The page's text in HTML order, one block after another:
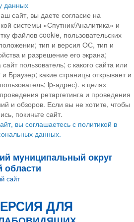
данных
сайт, вы даете согласие на
системы «Спутник/Аналитика» и
файлов cookie, пользовательских
тип и версия ОС, тип и
и разрешение его экрана;
пользователь; с какого сайта или
Браузер; какие страницы открывает и
ip-адрес). в целях
ретаргетинга и проведения
и обзоров. Если вы не хотите, чтобы
покиньте сайт.
вы соглашаетесь с политикой в
данных.